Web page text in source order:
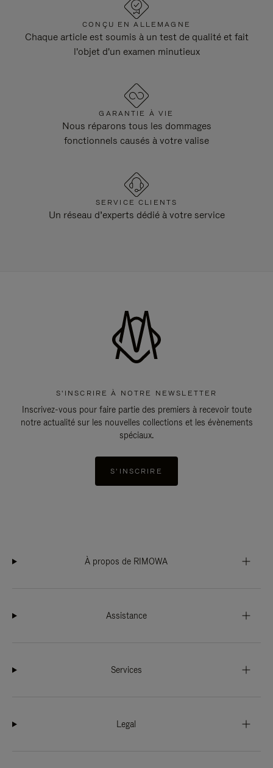
CONÇU EN ALLEMAGNE
Chaque article est soumis à un test de qualité et fait
l'objet d'un examen minutieux
GARANTIE À VIE
Nous réparons tous les dommages
fonctionnels causés à votre valise
SERVICE CLIENTS
Un réseau d’experts dédié à votre service
S'INSCRIRE À NOTRE NEWSLETTER
Inscrivez-vous pour faire partie des premiers à recevoir toute
notre actualité sur les nouvelles collections et les évènements
spéciaux.
S'INSCRIRE
À propos de RIMOWA
Assistance
Services
Legal